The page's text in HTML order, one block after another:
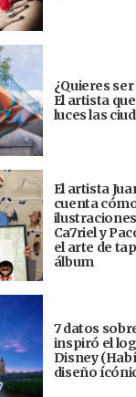
¿Quieres
El artista
luces las
El artista
cuenta
Ca7riel y
el arte de
álbum
7 datos
inspiró el
Disney
diseño